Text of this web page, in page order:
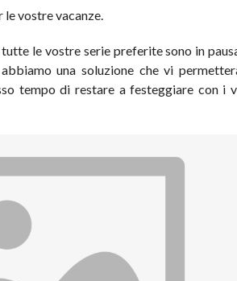
le vostre vacanze.
le vostre serie preferite sono in
una soluzione che vi
tempo di restare a festeggiare con i